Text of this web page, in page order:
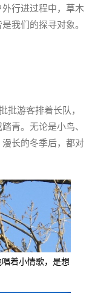
行进过程中，草木
我们的探寻对象。
批游客排着长队，
青。无论是小鸟、
长的冬季后，都对
着小情歌，是想